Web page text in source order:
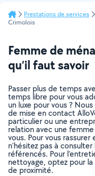
Prestations de services
Crimolois
Femme de
qu’il faut savoir
Passer plus de temps
temps libre pour vous
un luxe pour vous ?
de mise en contact
particulier ou une
relation avec une
vous. Pour vous
n’hésitez pas à
référencés. Pour
nettoyage, optez pour
de proximité.